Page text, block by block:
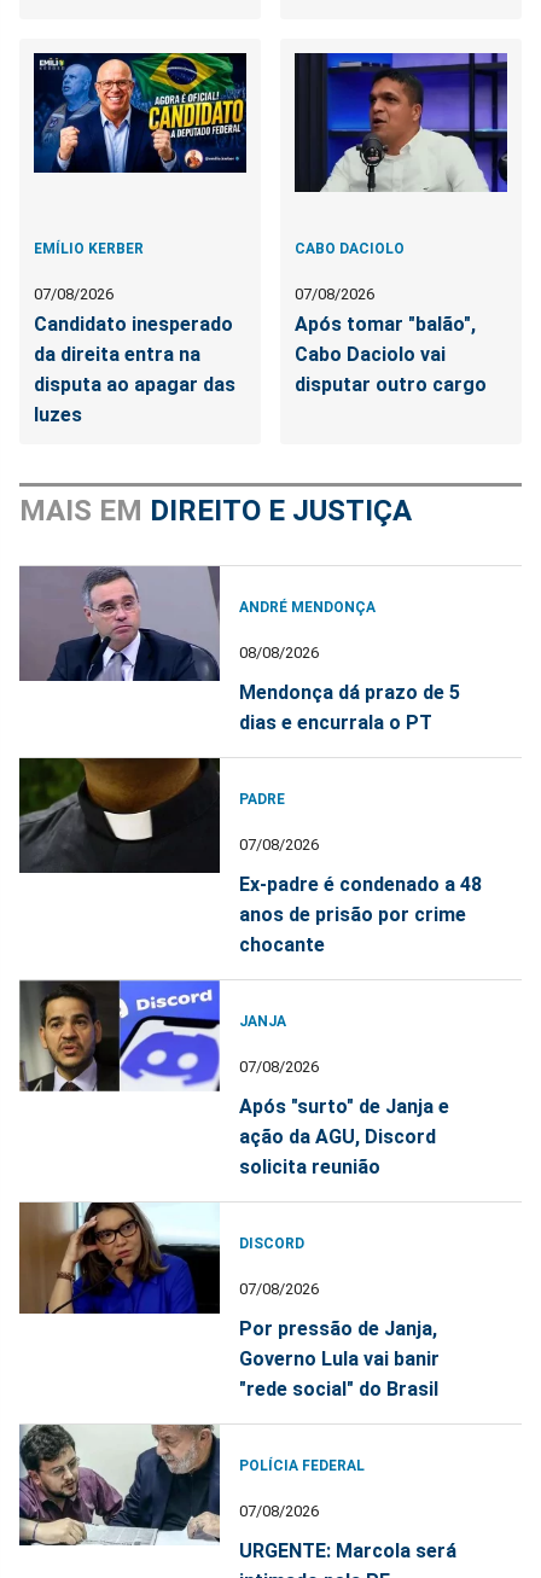
EMÍLIO KERBER
07/08/2026
Candidato inesperado
da direita entra na
disputa ao apagar das
luzes
CABO DACIOLO
07/08/2026
Após tomar "balão",
Cabo Daciolo vai
disputar outro cargo
MAIS EM DIREITO E JUSTIÇA
ANDRÉ MENDONÇA
08/08/2026
Mendonça dá prazo de 5
dias e encurrala o PT
PADRE
07/08/2026
Ex-padre é condenado a 48
anos de prisão por crime
chocante
JANJA
07/08/2026
Após "surto" de Janja e
ação da AGU, Discord
solicita reunião
DISCORD
07/08/2026
Por pressão de Janja,
Governo Lula vai banir
"rede social" do Brasil
POLÍCIA FEDERAL
07/08/2026
URGENTE: Marcola será